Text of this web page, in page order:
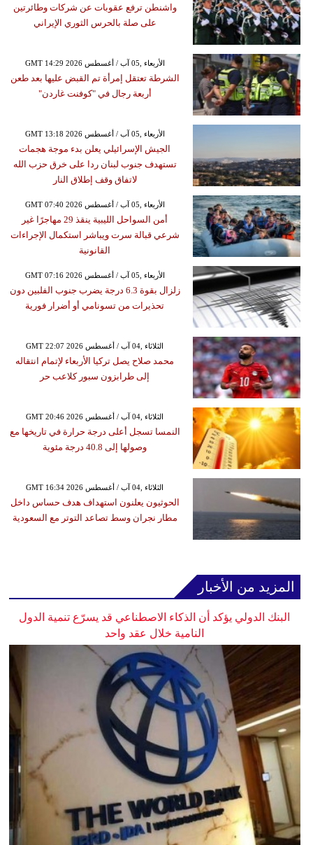
واشنطن ترفع عقوبات عن شركات وطائرتين
على صلة بالحرس الثوري الإيراني
GMT 14:29 2026 الأربعاء ,05 آب / أغسطس
الشرطة تعتقل إمرأة تم القبض عليها بعد طعن
أربعة رجال في "كوفنت غاردن"
GMT 13:18 2026 الأربعاء ,05 آب / أغسطس
الجيش الإسرائيلي يعلن بدء موجة هجمات
تستهدف جنوب لبنان ردا على خرق حزب الله
لاتفاق وقف إطلاق النار
GMT 07:40 2026 الأربعاء ,05 آب / أغسطس
أمن السواحل الليبية ينقذ 29 مهاجرًا غير
شرعي قبالة سرت ويباشر استكمال الإجراءات
القانونية
GMT 07:16 2026 الأربعاء ,05 آب / أغسطس
زلزال بقوة 6.3 درجة يضرب جنوب الفلبين دون
تحذيرات من تسونامي أو أضرار فورية
GMT 22:07 2026 الثلاثاء ,04 آب / أغسطس
محمد صلاح يصل تركيا الأربعاء لإتمام انتقاله
إلى طرابزون سبور كلاعب حر
GMT 20:46 2026 الثلاثاء ,04 آب / أغسطس
النمسا تسجل أعلى درجة حرارة في تاريخها مع
وصولها إلى 40.8 درجة مئوية
GMT 16:34 2026 الثلاثاء ,04 آب / أغسطس
الحوثيون يعلنون استهداف هدف حساس داخل
مطار نجران وسط تصاعد التوتر مع السعودية
المزيد من الأخبار
البنك الدولي يؤكد أن الذكاء الاصطناعي قد يسرّع تنمية الدول
النامية خلال عقد واحد